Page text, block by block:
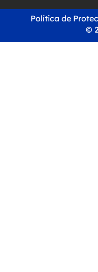
©
Política de